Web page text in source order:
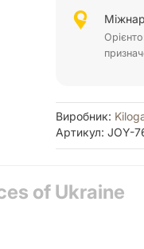
Виробник:
Артикул: JOY-
of Ukraine